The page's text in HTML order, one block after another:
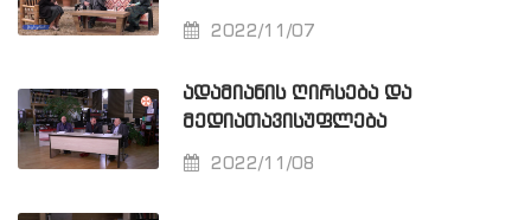
2022/11/07
ᲐᲓᲐᲛᲘᲐᲜᲘᲡ ᲦᲘᲠᲡᲔᲑᲐ ᲓᲐ
ᲛᲔᲓᲘᲐᲗᲐᲕᲘᲡᲣᲤᲚᲔᲑᲐ
2022/11/08